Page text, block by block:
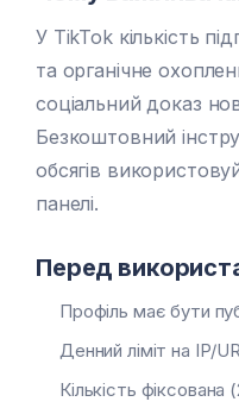
У TikTok кількість
та органічне
соціальний доказ
Безкоштовний
обсягів
панелі.
Перед
Профіль має бути
Денний ліміт на IP/
Кількість